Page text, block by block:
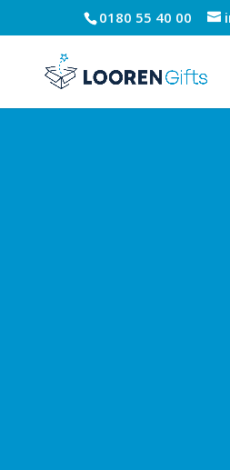
0180 55 40 00